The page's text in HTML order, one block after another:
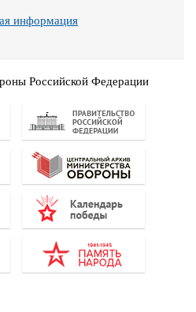
информация
Российской Федерации